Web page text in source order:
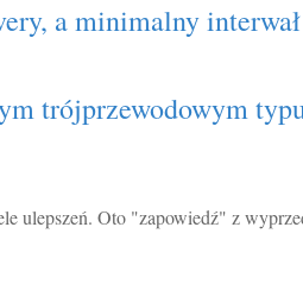
a minimalny
trójprzewodowym
ulepszeń. Oto "zapowiedź" z